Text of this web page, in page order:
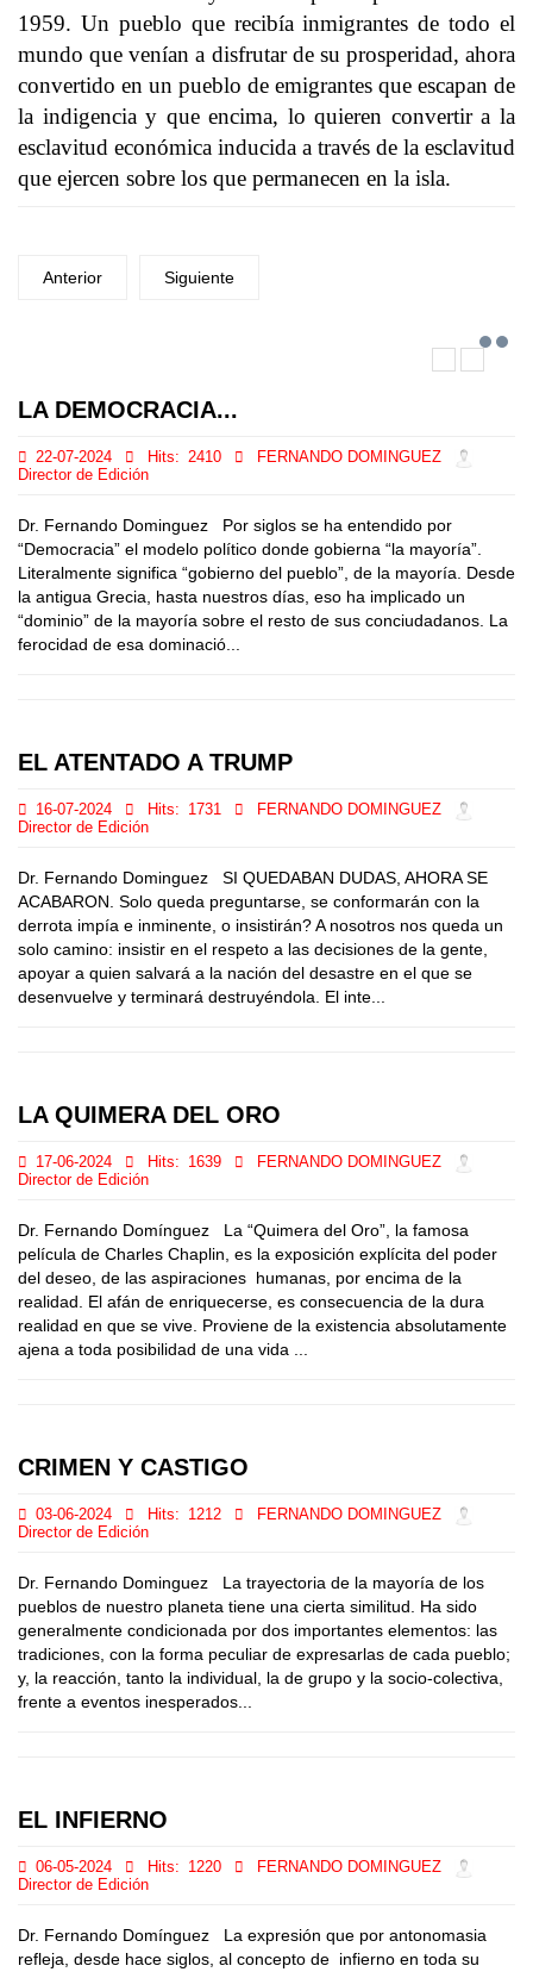
1959. Un pueblo que recibía inmigrantes de todo el
mundo que venían a disfrutar de su prosperidad, ahora
convertido en un pueblo de emigrantes que escapan de
la indigencia y que encima, lo quieren convertir a la
esclavitud económica inducida a través de la esclavitud
que ejercen sobre los que permanecen en la isla.
Anterior Siguiente
LA DEMOCRACIA...
22-07-2024 Hits: 2410
FERNANDO DOMINGUEZ
Director de Edición
Dr. Fernando Dominguez Por siglos se ha entendido por
“Democracia” el modelo político donde gobierna “la mayoría”.
Literalmente significa “gobierno del pueblo”, de la mayoría. Desde
la antigua Grecia, hasta nuestros días, eso ha implicado un
“dominio” de la mayoría sobre el resto de sus conciudadanos. La
ferocidad de esa dominació...
EL ATENTADO A TRUMP
16-07-2024 Hits: 1731
FERNANDO DOMINGUEZ
Director de Edición
Dr. Fernando Dominguez SI QUEDABAN DUDAS, AHORA SE
ACABARON. Solo queda preguntarse, se conformarán con la
derrota impía e inminente, o insistirán? A nosotros nos queda un
solo camino: insistir en el respeto a las decisiones de la gente,
apoyar a quien salvará a la nación del desastre en el que se
desenvuelve y terminará destruyéndola. El inte...
LA QUIMERA DEL ORO
17-06-2024 Hits: 1639
FERNANDO DOMINGUEZ
Director de Edición
Dr. Fernando Domínguez La “Quimera del Oro”, la famosa
película de Charles Chaplin, es la exposición explícita del poder
del deseo, de las aspiraciones humanas, por encima de la
realidad. El afán de enriquecerse, es consecuencia de la dura
realidad en que se vive. Proviene de la existencia absolutamente
ajena a toda posibilidad de una vida ...
CRIMEN Y CASTIGO
03-06-2024 Hits: 1212
FERNANDO DOMINGUEZ
Director de Edición
Dr. Fernando Dominguez La trayectoria de la mayoría de los
pueblos de nuestro planeta tiene una cierta similitud. Ha sido
generalmente condicionada por dos importantes elementos: las
tradiciones, con la forma peculiar de expresarlas de cada pueblo;
y, la reacción, tanto la individual, la de grupo y la socio-colectiva,
frente a eventos inesperados...
EL INFIERNO
06-05-2024 Hits: 1220
FERNANDO DOMINGUEZ
Director de Edición
Dr. Fernando Domínguez La expresión que por antonomasia
refleja, desde hace siglos, al concepto de infierno en toda su